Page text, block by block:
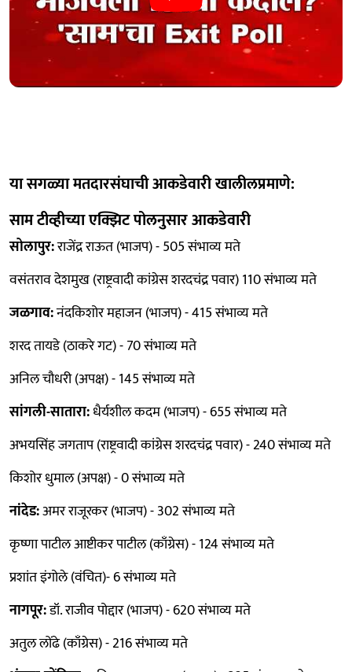
या सगळ्या मतदारसंघाची आकडेवारी खालीलप्रमाणे:
साम टीव्हीच्या एक्झिट पोलनुसार आकडेवारी
सोलापुर:राजेंद्र राऊत (भाजप) - 505 संभाव्य मते
वसंतराव देशमुख (राष्ट्रवादी कांग्रेस शरदचंद्र पवार) 110 संभाव्य मते
जळगाव:नंदकिशोर महाजन (भाजप) - 415 संभाव्य मते
शरद तायडे (ठाकरे गट) - 70 संभाव्य मते
अनिल चौधरी (अपक्ष) - 145 संभाव्य मते
सांगली-सातारा:धैर्यशील कदम (भाजप) - 655 संभाव्य मते
अभयसिंह जगताप (राष्ट्रवादी कांग्रेस शरदचंद्र पवार) - 240 संभाव्य मते
किशोर धुमाल (अपक्ष) - 0 संभाव्य मते
नांदेड:अमर राजूरकर (भाजप) - 302 संभाव्य मते
कृष्णा पाटील आष्टीकर पाटील (काँग्रेस) - 124 संभाव्य मते
प्रशांत इंगोले (वंचित)- 6 संभाव्य मते
नागपूर:डॉ. राजीव पोद्दार (भाजप) - 620 संभाव्य मते
अतुल लोंढे (काँग्रेस) - 216 संभाव्य मते